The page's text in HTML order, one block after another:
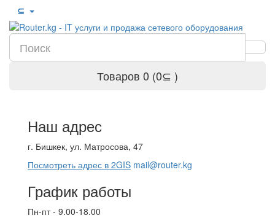
⊆
Товаров 0 (0⊆ )
Наш адрес
г. Бишкек, ул. Матросова, 47
Посмотреть адрес в 2GIS mail@router.kg
График работы
Пн-пт - 9.00-18.00